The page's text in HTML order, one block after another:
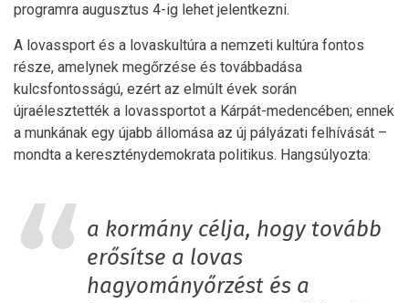
programra augusztus 4-ig lehet jelentkezni.
A lovassport és a lovaskultúra a nemzeti kultúra fontos
része, amelynek megőrzése és továbbadása
kulcsfontosságú, ezért az elmúlt évek során
újraélesztették a lovassportot a Kárpát-medencében; ennek
a munkának egy újabb állomása az új pályázati felhívását –
mondta a kereszténydemokrata politikus. Hangsúlyozta:
a kormány célja, hogy tovább
erősítse a lovas
hagyományőrzést és a